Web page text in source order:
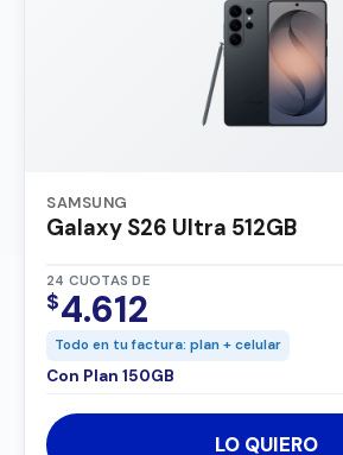
SAMSUNG
Galaxy S26 Ultra 512GB
24 CUOTAS DE
$4.612
Todo en tu factura: plan + celular
Con Plan 150GB
LO QUIERO